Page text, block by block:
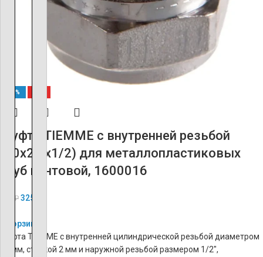
-60%
Муфта TIEMME с внутренней резьбой
(20х2.0х1/2) для металлопластиковых
труб винтовой, 1600016
₽ 325
В корзину
Муфта TIEMME с внутренней цилиндрической резьбой диаметром
20 мм, стенкой 2 мм и наружной резьбой размером 1/2″,